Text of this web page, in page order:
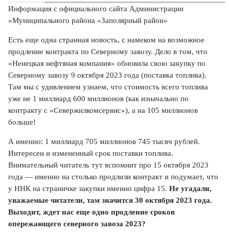
Информация с официального сайта Администрации
«Муниципального района «Заполярный район»
Есть еще одна странная новость, с намеком на возможное
продление контракта по Северному завозу. Дело в том, что
«Ненецкая нефтяная компания» обновила свою закупку по
Северному завозу 9 октября 2023 года (поставка топлива).
Там мы с удивлением узнаем, что стоимость всего топлива
уже не 1 миллиард 600 миллионов (как изначально по
контракту с «Севержилкомсервис»), а на 105 миллионов
больше!
А именно: 1 миллиард 705 миллионов 745 тысяч рублей.
Интересен и измененный срок поставки топлива.
Внимательный читатель тут вспомнит про 15 октября 2023
года — именно на столько продлили контракт и подумает, что
у ННК на страничке закупки именно цифра 15. Не угадали,
уважаемые читатели, там значится 30 октября 2023 года.
Выходит, ждет нас еще одно продление сроков
опережающего северного завоза 2023?